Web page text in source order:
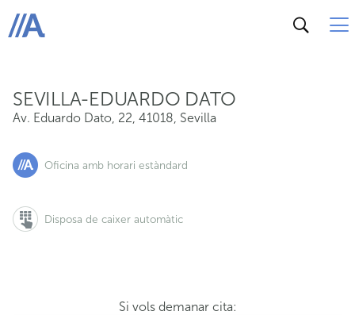
ABANCA
SEVILLA-EDUARDO DATO
Av. Eduardo Dato, 22, 41018, Sevilla
Oficina amb horari estàndard
Disposa de caixer automàtic
Si vols demanar cita:
Av. Eduardo Dato, 22, 41018, Sevilla